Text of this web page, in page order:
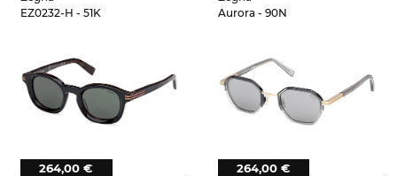
EZ0232-H - 51K
Aurora - 90N
264,00 € 264,00 €